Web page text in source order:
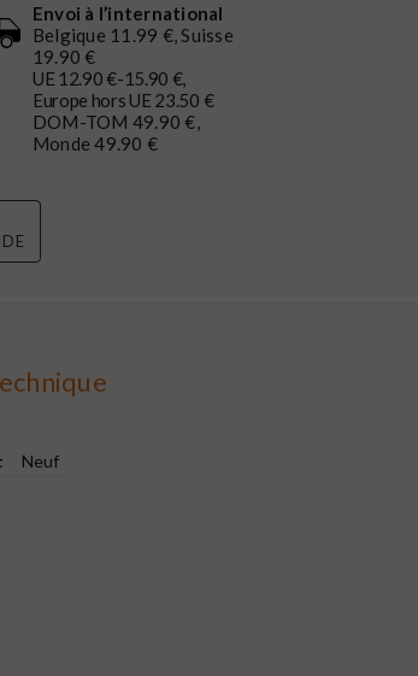
Envoi à l’international
Belgique 11.99 €, Suisse
19.90 €
UE 12.90 €-15.90 €,
Europe hors UE 23.50 €
DOM-TOM 49.90 €,
Monde 49.90 €
Neuf